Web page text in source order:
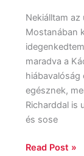
Nekiálltam
Mostanában
maradva a
hiábavalóság
egésznek,
Richarddal is
és sose
Read Post »